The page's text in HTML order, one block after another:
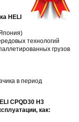
HELI
технологий
грузов
в период
CPQD30 H3
как: